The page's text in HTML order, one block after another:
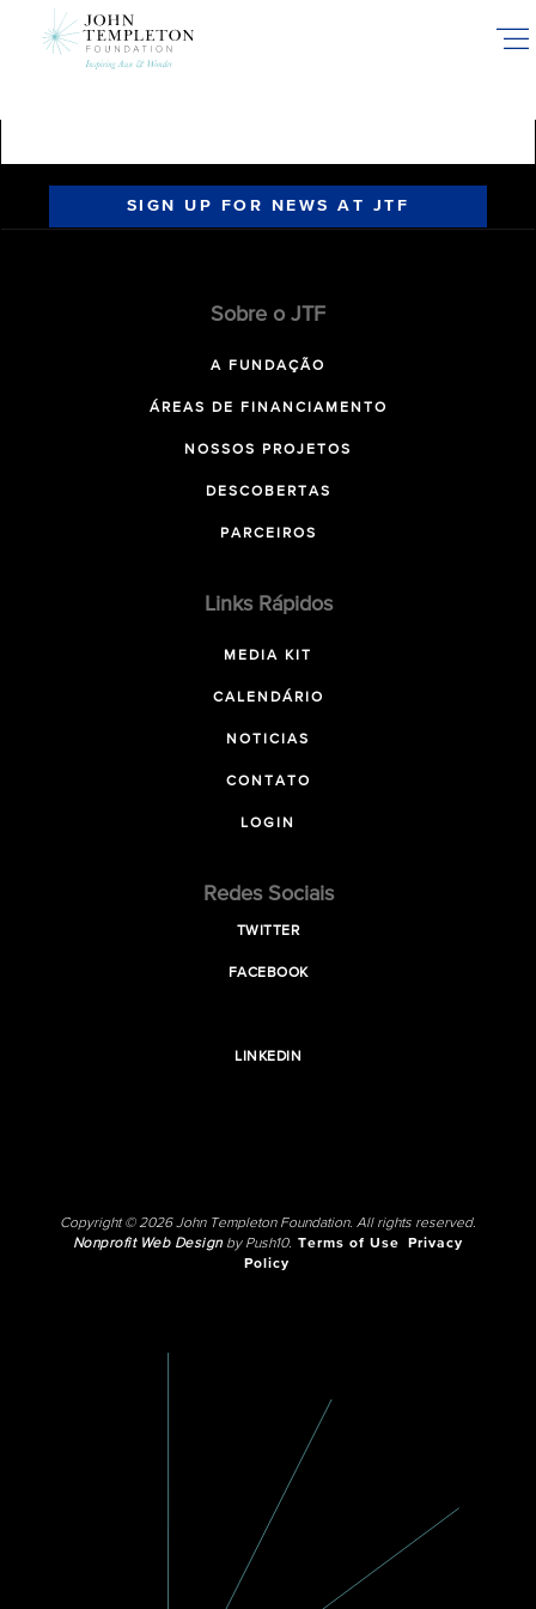
SIGN UP FOR NEWS AT JTF
Sobre o JTF
A FUNDAÇÃO
ÁREAS DE FINANCIAMENTO
NOSSOS PROJETOS
DESCOBERTAS
PARCEIROS
Links Rápidos
MEDIA KIT
CALENDÁRIO
NOTICIAS
CONTATO
LOGIN
Redes Sociais
TWITTER
FACEBOOK
LINKEDIN
Copyright © 2026 John Templeton Foundation. All rights reserved.
Nonprofit Web Designby Push10. Terms of Use
Privacy
Policy